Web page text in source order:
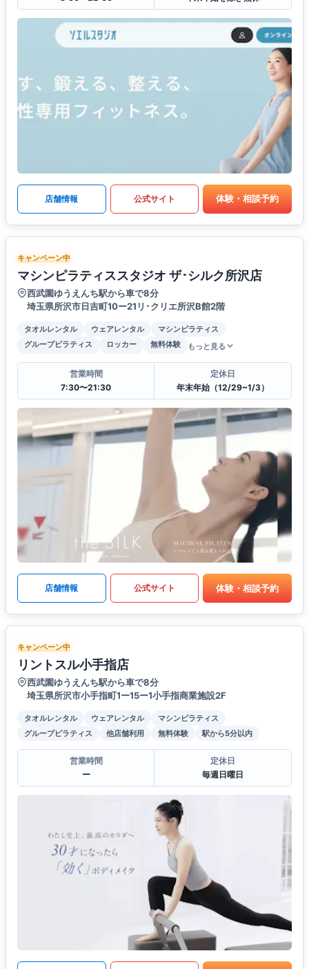
店舗情報 公式サイト 体験・相談予約
キャンペーン中
マシンピラティススタジオ ザ･シルク所沢店
西武園ゆうえんち駅から車で8分
埼玉県所沢市日吉町10ー21リ･クリエ所沢B館2階
タオルレンタル ウェアレンタル
マシンピラティス
グループピラティス
ロッカー 無料体験 もっと見る
営業時間
7:30〜21:30
定休日
年末年始（12/29~1/3）
店舗情報 公式サイト 体験・相談予約
キャンペーン中
リントスル小手指店
西武園ゆうえんち駅から車で8分
埼玉県所沢市小手指町1ー15ー1小手指商業施設2F
タオルレンタル ウェアレンタル
マシンピラティス
グループピラティス
他店舗利用 無料体験 駅から5分以内
営業時間
ー
定休日
毎週日曜日